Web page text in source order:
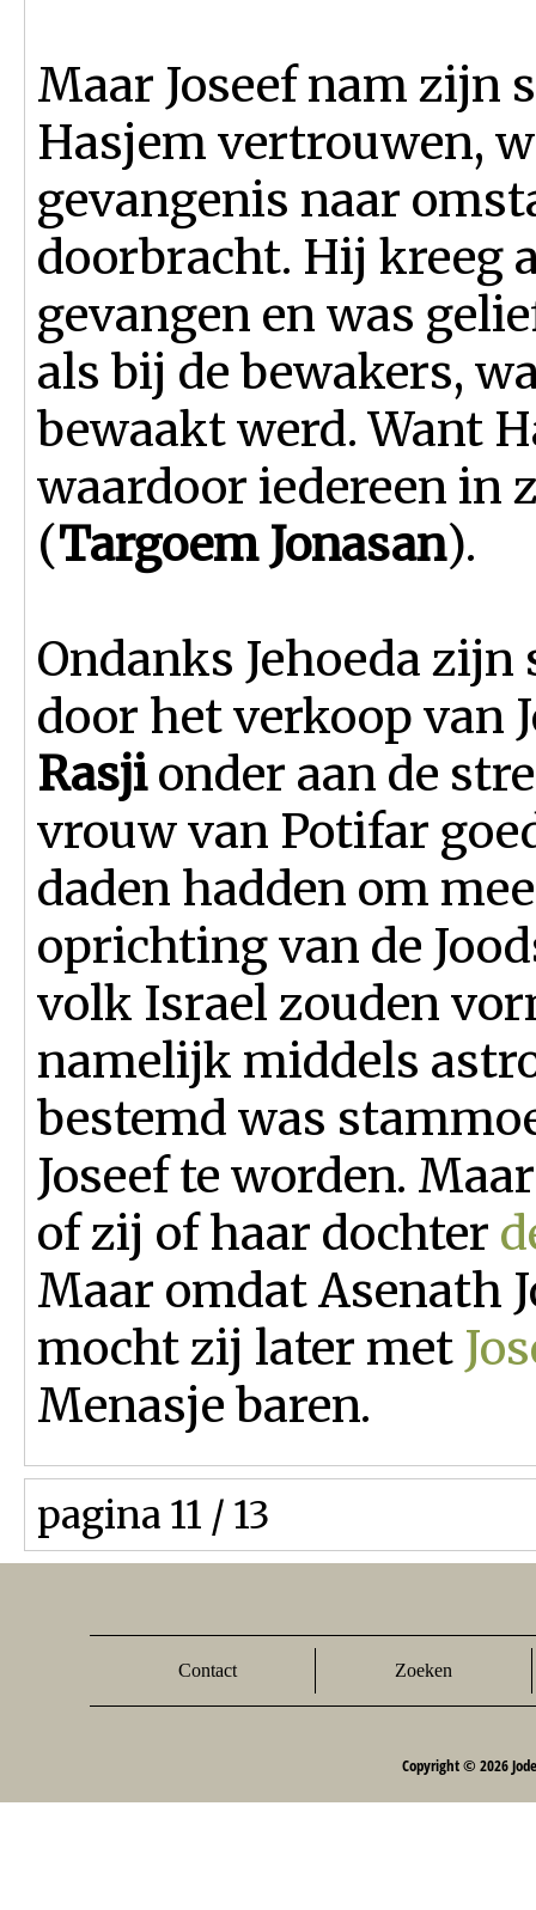
Maar Joseef nam zijn
Hasjem vertrouwen,
gevangenis naar
doorbracht. Hij kreeg
gevangen en was
als bij de bewakers,
bewaakt werd. Want
waardoor iedereen in
(Targoem Jonasan).
Ondanks Jehoeda
door het verkoop van
Rasjionder aan de
vrouw van Potifar
daden hadden om
oprichting van de
volk Israel zouden
namelijk middels
bestemd was
Joseef te worden.
of zij of haar dochter
Maar omdat Asenath
mocht zij later met
Menasje baren.
pagina 11 / 13
Contact Zoeken
Copyright © 2026